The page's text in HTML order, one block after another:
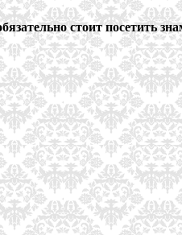
стоит посетить